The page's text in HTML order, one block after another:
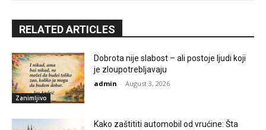
RELATED ARTICLES
Zanimljivo
Dobrota nije slabost – ali postoje ljudi koji
je zloupotrebljavaju
admin - August 3, 2026
Kako zaštititi automobil od vrućine: Šta